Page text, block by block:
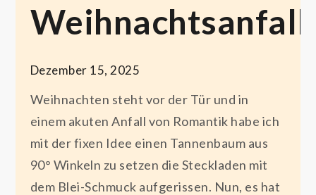
Weihnachtsanfall
Dezember 15, 2025
Weihnachten steht vor der Tür und in
einem akuten Anfall von Romantik habe ich
mit der fixen Idee einen Tannenbaum aus
90° Winkeln zu setzen die Steckladen mit
dem Blei-Schmuck aufgerissen. Nun, es hat